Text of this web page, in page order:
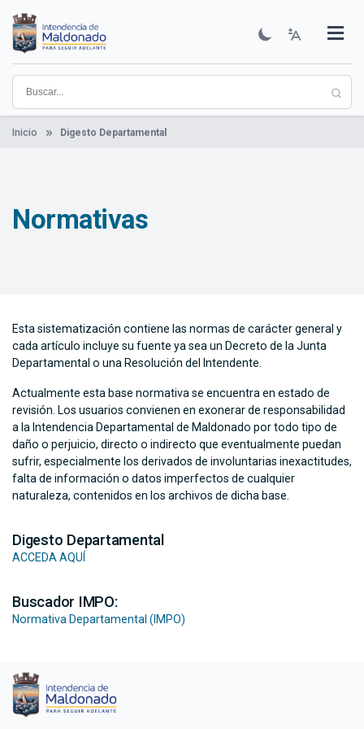
contenido
principal
Institucional
Municipios
Descubre Maldonado
Comunicación
Servicios
Guía De Trámites
Ver Noticias
Inicio Digesto Departamental
Normativas
Esta sistematización contiene las normas de carácter general y
cada artículo incluye su fuente ya sea un Decreto de la Junta
Departamental o una Resolución del Intendente.
Actualmente esta base normativa se encuentra en estado de
revisión. Los usuarios convienen en exonerar de responsabilidad
a la Intendencia Departamental de Maldonado por todo tipo de
daño o perjuicio, directo o indirecto que eventualmente puedan
sufrir, especialmente los derivados de involuntarias inexactitudes,
falta de información o datos imperfectos de cualquier
naturaleza, contenidos en los archivos de dicha base.
Digesto Departamental
ACCEDA AQUÍ
Buscador IMPO:
Normativa Departamental (IMPO)